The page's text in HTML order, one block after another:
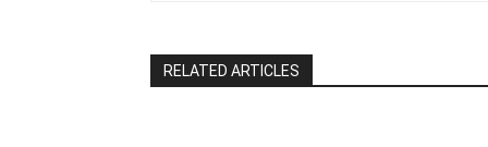
RELATED ARTICLES